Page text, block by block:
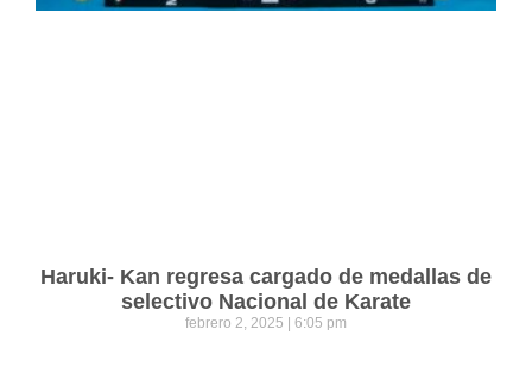
Haruki- Kan regresa cargado de medallas de
selectivo Nacional de Karate
febrero 2, 2025 6:05 pm